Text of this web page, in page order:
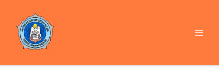
konten